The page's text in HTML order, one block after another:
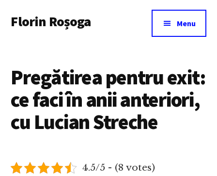
main
menu
Florin Roșoga Menu
Pregătirea pentru exit:
ce faci în anii anteriori,
cu Lucian Streche
4.5/5 - (8 votes)